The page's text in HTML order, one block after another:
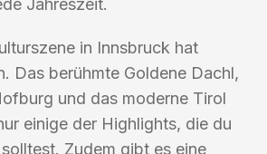
Jahreszeit.
in Innsbruck hat
Das berühmte Goldene Dachl,
und das moderne Tirol
einige der Highlights, die du
Zudem gibt es eine